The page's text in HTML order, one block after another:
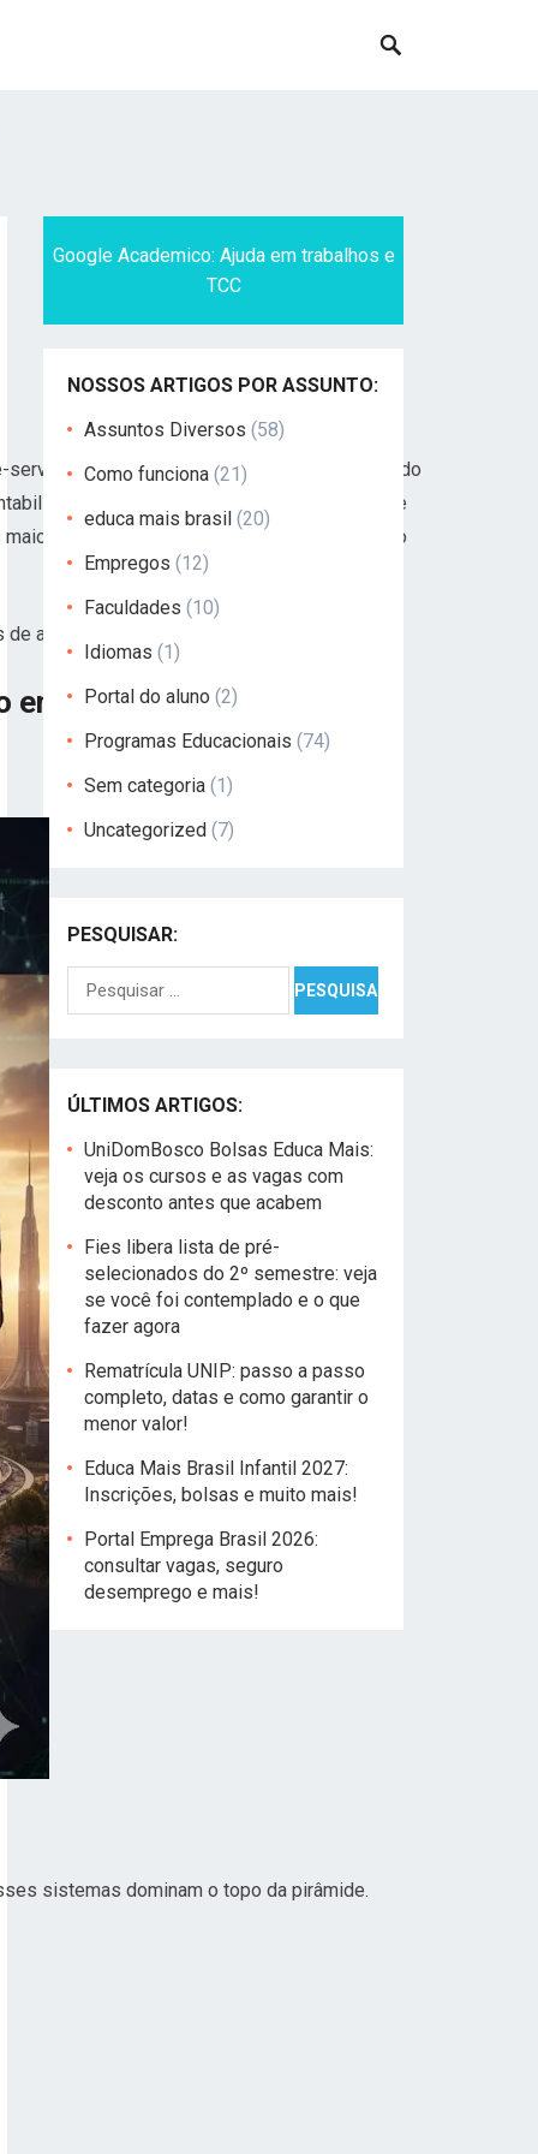
mercado de trabalho em 2026 está sendo
e o envelhecimento populacional. De
contracheques não é apenas o domínio
alto crescimento.
em 2026
sistemas dominam o topo da pirâmide.
Google Academico: Ajuda em trabalhos e
TCC
NOSSOS ARTIGOS POR ASSUNTO:
Assuntos Diversos (58)
Como funciona (21)
educa mais brasil (20)
Empregos (12)
Faculdades (10)
Idiomas (1)
Portal do aluno (2)
Programas Educacionais (74)
Sem categoria (1)
Uncategorized (7)
PESQUISAR:
Pesquisar
por:
ÚLTIMOS ARTIGOS:
UniDomBosco Bolsas Educa Mais:
veja os cursos e as vagas com
desconto antes que acabem
Fies libera lista de pré-
selecionados do 2º semestre: veja
se você foi contemplado e o que
fazer agora
Rematrícula UNIP: passo a passo
completo, datas e como garantir o
menor valor!
Educa Mais Brasil Infantil 2027:
Inscrições, bolsas e muito mais!
Portal Emprega Brasil 2026:
consultar vagas, seguro
desemprego e mais!